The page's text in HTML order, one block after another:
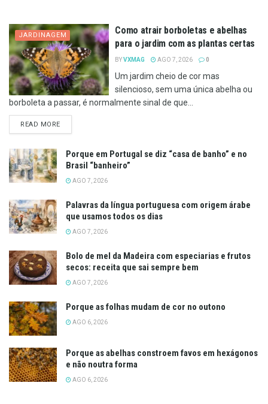
JARDINAGEM
Como atrair borboletas e abelhas
para o jardim com as plantas certas
BYVXMAG AGO 7, 2026 0
Um jardim cheio de cor mas
silencioso, sem uma única abelha ou
borboleta a passar, é normalmente sinal de que...
READ MOREDETAILS
Porque em Portugal se diz “casa de banho” e no
Brasil “banheiro”
AGO 7, 2026
Palavras da língua portuguesa com origem árabe
que usamos todos os dias
AGO 7, 2026
Bolo de mel da Madeira com especiarias e frutos
secos: receita que sai sempre bem
AGO 7, 2026
Porque as folhas mudam de cor no outono
AGO 6, 2026
Porque as abelhas constroem favos em hexágonos
e não noutra forma
AGO 6, 2026